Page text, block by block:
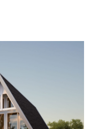
ครั้ง (เฉพาะในเขต